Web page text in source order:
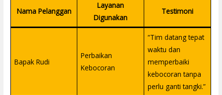
Nama Pelanggan
Layanan
Digunakan
Testimoni
Bapak Rudi
Perbaikan
Kebocoran
“Tim datang tepat
waktu dan
memperbaiki
kebocoran tanpa
perlu ganti tangki.”